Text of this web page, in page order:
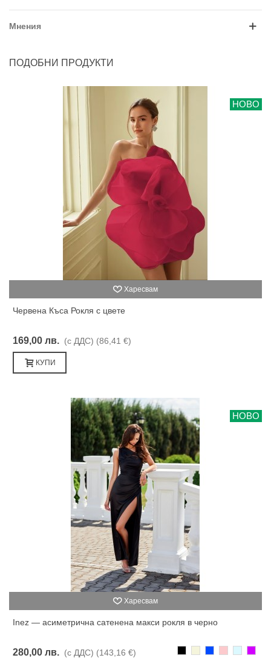
Мнения
ПОДОБНИ ПРОДУКТИ
НОВО
Харесвам
Червена Къса Рокля с цвете
169,00 лв. (с ДДС) (86,41 €)
КУПИ
НОВО
Харесвам
Inez — асиметрична сатенена макси рокля в черно
280,00 лв. (с ДДС) (143,16 €)